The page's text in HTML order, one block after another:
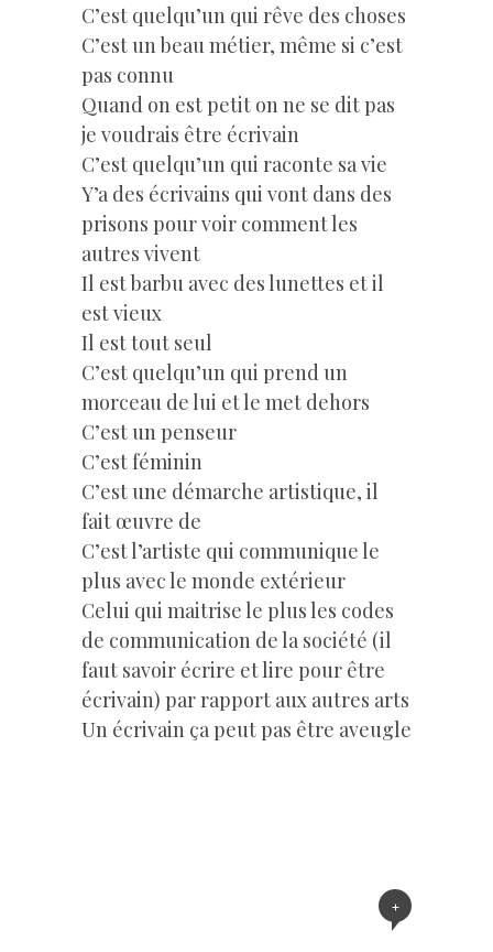
C’est quelqu’un qui rêve des choses
C’est un beau métier, même si c’est
pas connu
Quand on est petit on ne se dit pas
je voudrais être écrivain
C’est quelqu’un qui raconte sa vie
Y’a des écrivains qui vont dans des
prisons pour voir comment les
autres vivent
Il est barbu avec des lunettes et il
est vieux
Il est tout seul
C’est quelqu’un qui prend un
morceau de lui et le met dehors
C’est un penseur
C’est féminin
C’est une démarche artistique, il
fait œuvre de
C’est l’artiste qui communique le
plus avec le monde extérieur
Celui qui maitrise le plus les codes
de communication de la société (il
faut savoir écrire et lire pour être
écrivain) par rapport aux autres arts
Un écrivain ça peut pas être aveugle
+